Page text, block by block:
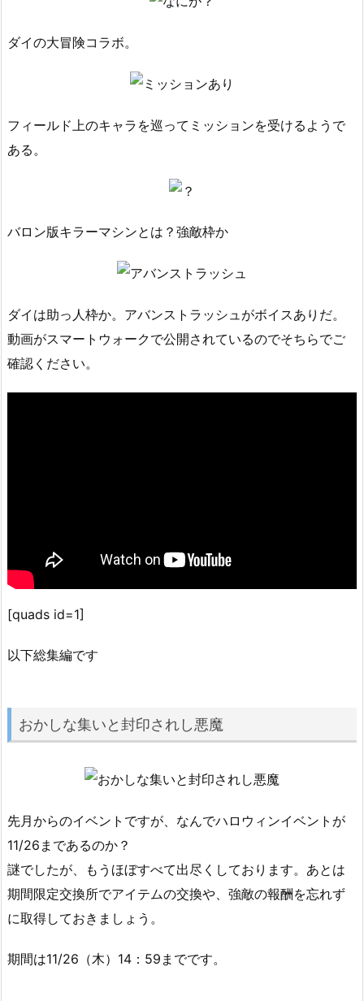
ダイの大冒険コラボ。
フィールド上のキャラを巡ってミッションを受けるようで
ある。
バロン版キラーマシンとは？強敵枠か
ダイは助っ人枠か。アバンストラッシュがボイスありだ。
動画がスマートウォークで公開されているのでそちらでご
確認ください。
[quads id=1]
以下総集編です
おかしな集いと封印されし悪魔
先月からのイベントですが、なんでハロウィンイベントが
11/26まであるのか？
謎でしたが、もうほぼすべて出尽くしております。あとは
期間限定交換所でアイテムの交換や、強敵の報酬を忘れず
に取得しておきましょう。
期間は11/26（木）14：59までです。